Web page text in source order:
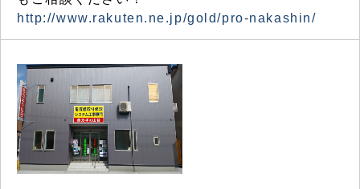
http://www.rakuten.ne.jp/gold/pro-nakashin/